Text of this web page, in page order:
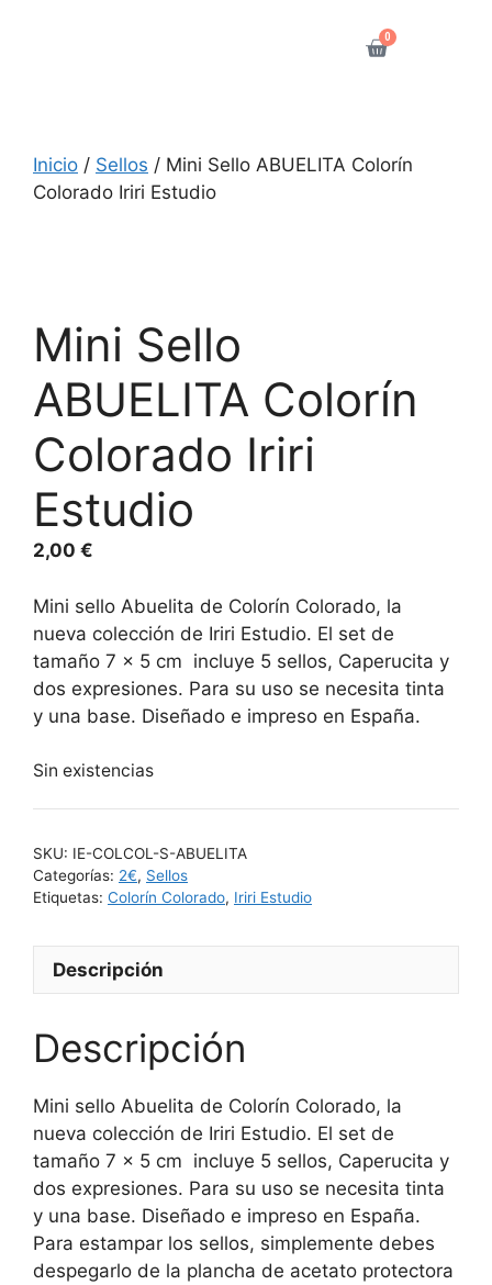
0
Inicio / Sellos / Mini Sello ABUELITA Colorín
Colorado Iriri Estudio
Mini Sello
ABUELITA Colorín
Colorado Iriri
Estudio
2,00 €
Mini sello Abuelita de Colorín Colorado, la
nueva colección de Iriri Estudio. El set de
tamaño 7 x 5 cm incluye 5 sellos, Caperucita y
dos expresiones. Para su uso se necesita tinta
y una base. Diseñado e impreso en España.
Sin existencias
SKU: IE-COLCOL-S-ABUELITA
Categorías: 2€, Sellos
Etiquetas: Colorín Colorado, Iriri Estudio
Descripción
Descripción
Mini sello Abuelita de Colorín Colorado, la
nueva colección de Iriri Estudio. El set de
tamaño 7 x 5 cm incluye 5 sellos, Caperucita y
dos expresiones. Para su uso se necesita tinta
y una base. Diseñado e impreso en España.
Para estampar los sellos, simplemente debes
despegarlo de la plancha de acetato protectora